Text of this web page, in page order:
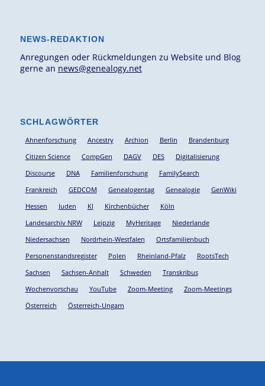
NEWS-REDAKTION
Anregungen oder Rückmeldungen zu Website und Blog
gerne an news@genealogy.net
SCHLAGWÖRTER
Ahnenforschung Ancestry Archion Berlin
Brandenburg
Citizen Science
CompGen DAGV DES
Digitalisierung
Discourse
DNA Familienforschung
FamilySearch
Frankreich
GEDCOM Genealogentag Genealogie
GenWiki
Hessen
Juden KI Kirchenbücher
Köln
Landesarchiv NRW
Leipzig MyHeritage
Niederlande
Niedersachsen
Nordrhein-Westfalen
Ortsfamilienbuch
Personenstandsregister
Polen Rheinland-Pfalz
RootsTech
Sachsen
Sachsen-Anhalt Schweden
Transkribus
Wochenvorschau
YouTube Zoom-Meeting
Zoom-Meetings
Österreich
Österreich-Ungarn